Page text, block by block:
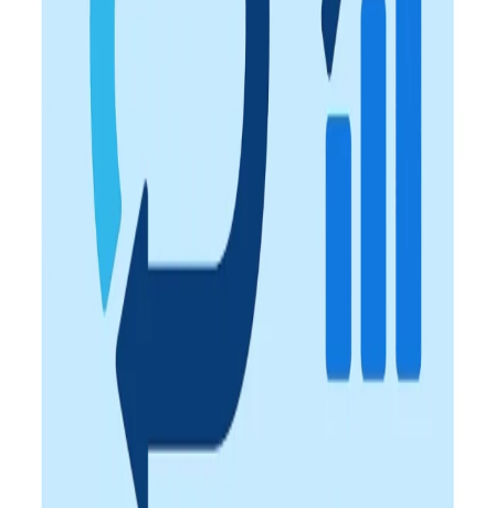
ระบุจุดที่ต้องพัฒนา วางแผนปรับปรุง และสร้างสภาพแวดล้อมที่ส่ง
เสริมการมีส่วนร่วมและการเติบโตของพนักงาน
ดูฟีเจอร์ทั้งหมด